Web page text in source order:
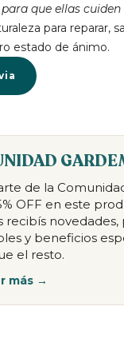
que ellas
para reparar,
estado de ánimo.
de la
OFF en este
recibís novedades,
y beneficios
el resto.
más →